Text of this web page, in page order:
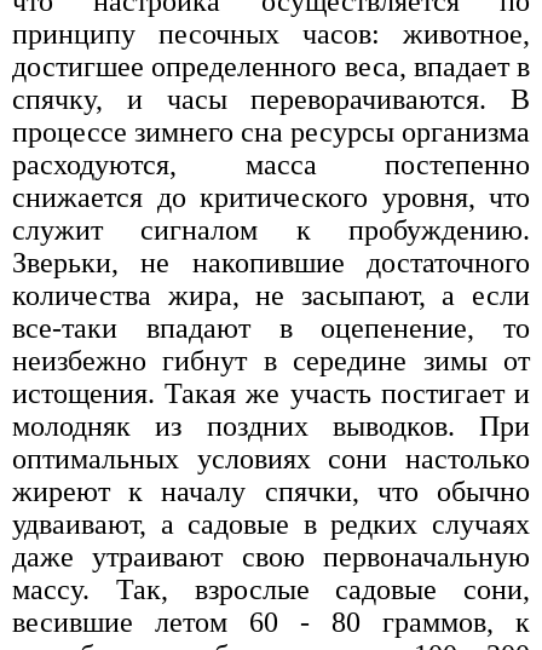
принципу песочных часов: животное,
достигшее определенного веса, впадает в
спячку, и часы переворачиваются. В
процессе зимнего сна ресурсы организма
расходуются, масса постепенно
снижается до критического уровня, что
служит сигналом к пробуждению.
Зверьки, не накопившие достаточного
количества жира, не засыпают, а если
все-таки впадают в оцепенение, то
неизбежно гибнут в середине зимы от
истощения. Такая же участь постигает и
молодняк из поздних выводков. При
оптимальных условиях сони настолько
жиреют к началу спячки, что обычно
удваивают, а садовые в редких случаях
даже утраивают свою первоначальную
массу. Так, взрослые садовые сони,
весившие летом 60 - 80 граммов, к